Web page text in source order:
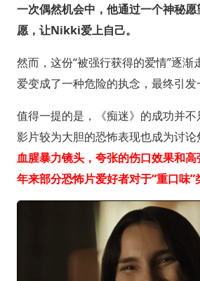
一次偶然机会中，他通过一个神秘
愿，让Nikki爱上自己。
然而，这份“被强行获得的爱情”逐
爱变成了一种危险的执念，最终引发
值得一提的是，《痴迷》的成功并不
影片较为大胆的恐怖表现也成为讨论
血腥暴力镜头，夸张的伤口效果和
年来部分恐怖片爱好者对于“重口味”